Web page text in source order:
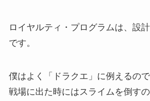
ロイヤルティ・プログラムは、設
です。
僕はよく「ドラクエ」に例えるの
戦場に出た時にはスライムを倒す